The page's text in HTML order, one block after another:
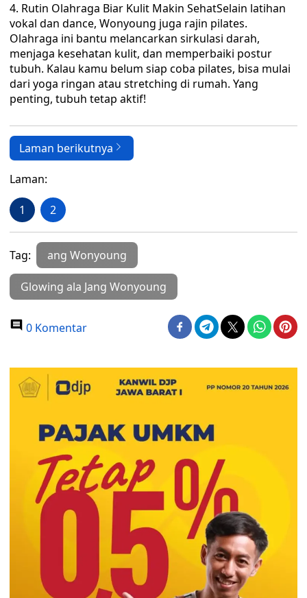
4. Rutin Olahraga Biar Kulit Makin SehatSelain latihan
vokal dan dance, Wonyoung juga rajin pilates.
Olahraga ini bantu melancarkan sirkulasi darah,
menjaga kesehatan kulit, dan memperbaiki postur
tubuh. Kalau kamu belum siap coba pilates, bisa mulai
dari yoga ringan atau stretching di rumah. Yang
penting, tubuh tetap aktif!
Laman berikutnya
Laman:
1 2
Tag: ang Wonyoung
Glowing ala Jang Wonyoung
0 Komentar